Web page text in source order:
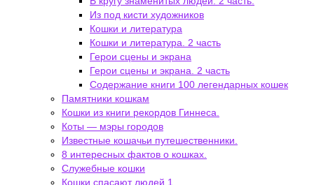
Из под кисти художников
Кошки и литература
Кошки и литература. 2 часть
Герои сцены и экрана
Герои сцены и экрана. 2 часть
Содержание книги 100 легендарных кошек
Памятники кошкам
Кошки из книги рекордов Гиннеса.
Коты — мэры городов
Известные кошачьи путешественники.
8 интересных фактов о кошках.
Служебные кошки
Кошки спасают людей 1